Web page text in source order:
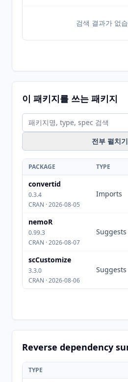
검색 결과가 없
이 패키지를 쓰는 패키지
전부 펼치기
PACKAGE TYPE
convertid
0.3.4
CRAN · 2026-08-05
Imports
nemoR
0.99.3
CRAN · 2026-08-07
Suggests
scCustomize
3.3.0
CRAN · 2026-08-06
Suggests
Reverse dependency
TYPE